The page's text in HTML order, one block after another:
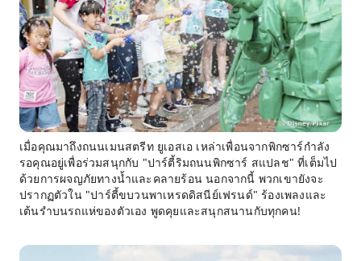
เมื่อคุณมาถึงถนนเมนสตรีท ยูเอสเอ เหล่าเพื่อนจากพิกซาร์กำลัง
รอคุณอยู่เพื่อร่วมสนุกกับ "ปาร์ตี้ริมถนนพิกซาร์ สแปลช" ที่เต็มไป
ด้วยการผจญภัยทางน้ำและคลายร้อน นอกจากนี้ พวกเขายังจะ
ปรากฏตัวใน "ปาร์ตี้ขบวนพาเหรดดิสนีย์เฟรนด์" ร้องเพลงและ
เต้นรำบนรถแห่ของตัวเอง พูดคุยและสนุกสนานกับทุกคน!